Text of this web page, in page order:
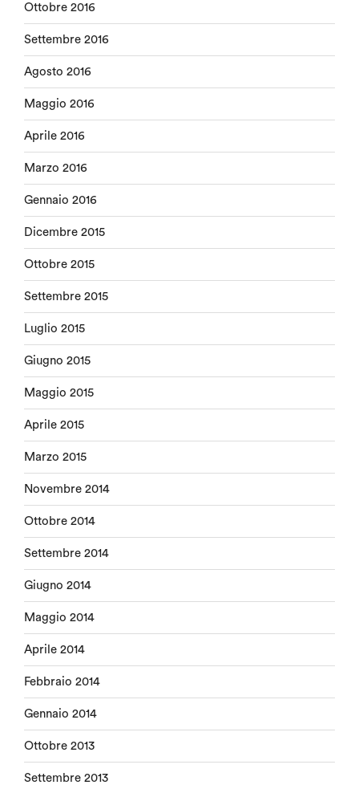
Ottobre 2016
Settembre 2016
Agosto 2016
Maggio 2016
Aprile 2016
Marzo 2016
Gennaio 2016
Dicembre 2015
Ottobre 2015
Settembre 2015
Luglio 2015
Giugno 2015
Maggio 2015
Aprile 2015
Marzo 2015
Novembre 2014
Ottobre 2014
Settembre 2014
Giugno 2014
Maggio 2014
Aprile 2014
Febbraio 2014
Gennaio 2014
Ottobre 2013
Settembre 2013